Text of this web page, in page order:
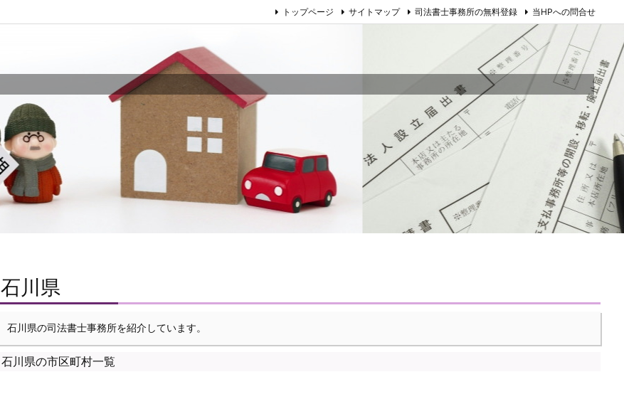
トップページ サイトマップ 司法書士事務所の無料登録 当HPへの問合せ
石川県
石川県の司法書士事務所を紹介しています。
石川県の市区町村一覧